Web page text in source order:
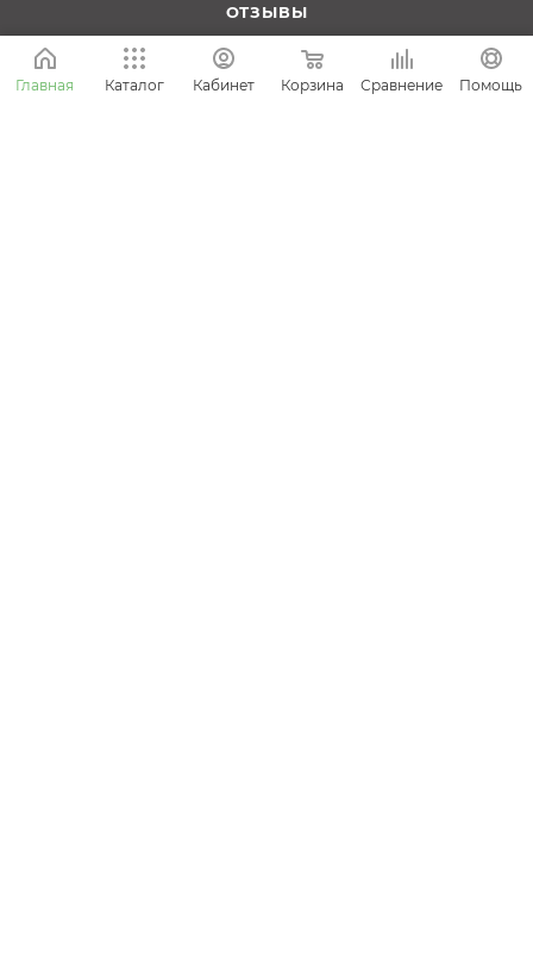
ОТЗЫВЫ
КОНТАКТЫ
Главная Каталог Кабинет Корзина Сравнение Помощь